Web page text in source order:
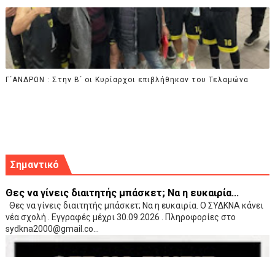
Γ΄ΑΝΔΡΩΝ : Στην Β΄ οι Κυρίαρχοι επιβλήθηκαν του Τελαμώνα
Σημαντικό
Θες να γίνεις διαιτητής μπάσκετ; Να η ευκαιρία...
Θες να γίνεις διαιτητής μπάσκετ; Να η ευκαιρία. Ο ΣΥΔΚΝΑ κάνει
νέα σχολή . Εγγραφές μέχρι 30.09.2026 . Πληροφορίες στο
sydkna2000@gmail.co...